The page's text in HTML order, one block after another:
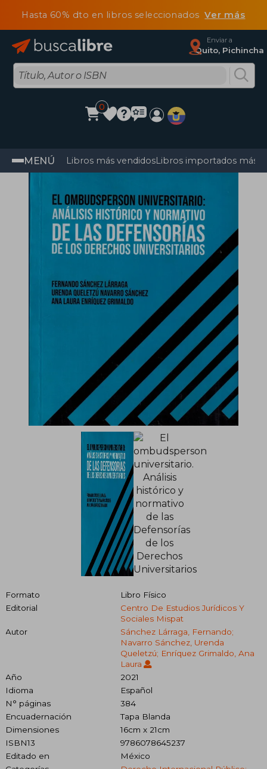
Hasta 60% dto en libros seleccionadosVer más
Enviar a
Quito, Pichincha
0
MENÚ Libros más vendidosLibros importados más
Formato
Libro Físico
Editorial
Centro De Estudios Jurídicos Y
Sociales Mispat
Autor
Sánchez Lárraga, Fernando;
Navarro Sánchez, Urenda
Queletzú; Enríquez Grimaldo, Ana
Laura
Año
2021
Idioma
Español
N° páginas
384
Encuadernación
Tapa Blanda
Dimensiones
16cm x 21cm
ISBN13
9786078645237
Editado en
México